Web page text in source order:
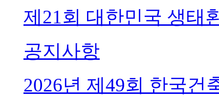
제21회 대한민국 생태
공지사항
2026년 제49회 한국건